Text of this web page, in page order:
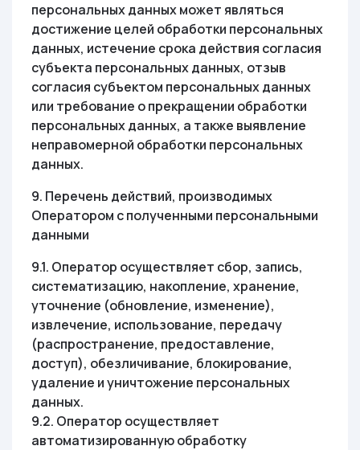
персональных данных может являться
достижение целей обработки персональных
данных, истечение срока действия согласия
субъекта персональных данных, отзыв
согласия субъектом персональных данных
или требование о прекращении обработки
персональных данных, а также выявление
неправомерной обработки персональных
данных.
9. Перечень действий, производимых
Оператором с полученными персональными
данными
9.1. Оператор осуществляет сбор, запись,
систематизацию, накопление, хранение,
уточнение (обновление, изменение),
извлечение, использование, передачу
(распространение, предоставление,
доступ), обезличивание, блокирование,
удаление и уничтожение персональных
данных.
9.2. Оператор осуществляет
автоматизированную обработку